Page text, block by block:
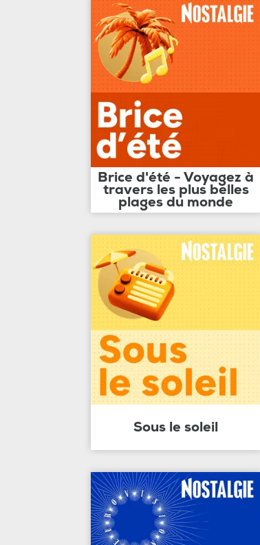
Brice d'été - Voyagez à
travers les plus belles
plages du monde
Sous le soleil